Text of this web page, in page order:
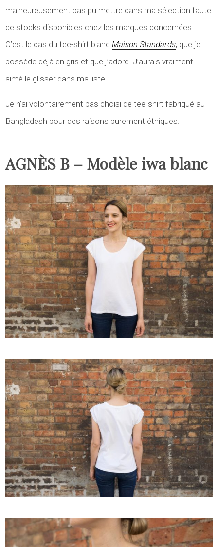
malheureusement pas pu mettre dans ma sélection faute
de stocks disponibles chez les marques concernées.
C’est le cas du tee-shirt blancMaison Standards, que je
possède déjà en gris et que j’adore. J’aurais vraiment
aimé le glisser dans ma liste !
Je n’ai volontairement pas choisi de tee-shirt fabriqué au
Bangladesh pour des raisons purement éthiques.
AGNÈS B – Modèle iwa blanc